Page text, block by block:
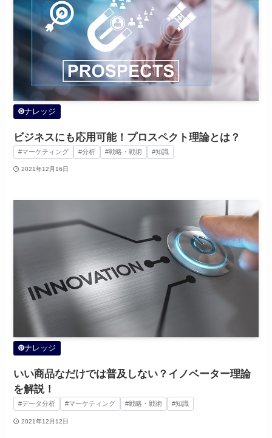
ナレッジ
ビジネスにも応用可能！プロスペクト理論とは？
#マーケティング #分析 #戦略・戦術 #知識
2021年12月16日
ナレッジ
いい商品なだけでは普及しない？イノベーター理論
を解説！
#データ分析 #マーケティング #戦略・戦術 #知識
2021年12月12日